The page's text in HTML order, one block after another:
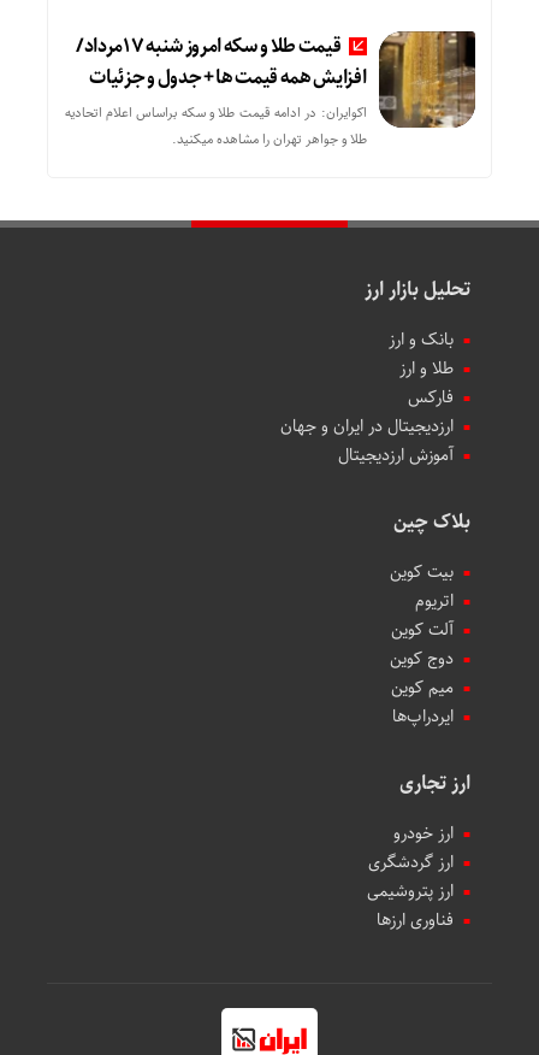
قیمت طلا و سکه امروز شنبه 17مرداد/
افزایش همه قیمت ها + جدول و جزئیات
اکوایران: در ادامه قیمت طلا و سکه براساس اعلام اتحادیه
طلا و جواهر تهران را مشاهده میکنید.
تحلیل بازار ارز
بانک و ارز
طلا و ارز
فارکس
ارزدیجیتال در ایران و جهان
آموزش ارزدیجیتال
بلاک چین
بیت کوین
اتریوم
آلت کوین
دوج کوین
میم کوین‌
ایردراپ‌ها
ارز تجاری
ارز خودرو
ارز گردشگری
ارز پتروشیمی
فناوری ارزها